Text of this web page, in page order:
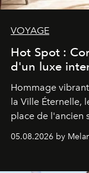
VOYAGE
Hot Spot :
d'un luxe
Hommage
la Ville Éternelle,
place de l'ancien
de vivre Romain
05.08.2026 by